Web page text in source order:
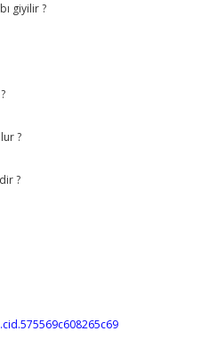
giyilir ?
?
?